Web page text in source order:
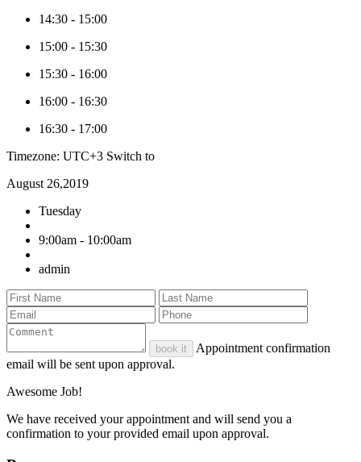
14:30 - 15:00
15:00 - 15:30
15:30 - 16:00
16:00 - 16:30
16:30 - 17:00
Timezone: UTC+3 Switch to
August 26,2019
Tuesday
9:00am - 10:00am
admin
book it
Appointment confirmation
email will be sent upon approval.
Awesome Job!
We have received your appointment and will send you a
confirmation to your provided email upon approval.